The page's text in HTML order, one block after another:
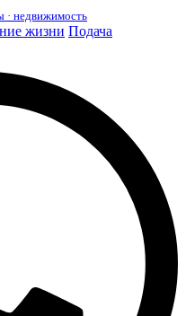
· недвижимость
жизни Подача